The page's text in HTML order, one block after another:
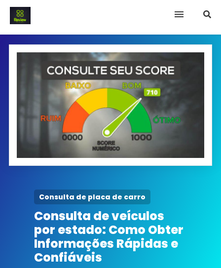
INICIO
Termo e Condições
Política Privacidade
SOBRE NÓS
Consulta de placa de carro
Consulta de veículos
por estado: Como Obter
Informações Rápidas e
Confiáveis